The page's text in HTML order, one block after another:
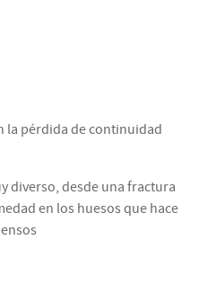
la pérdida de continuidad
diverso, desde una fractura
en los huesos que hace